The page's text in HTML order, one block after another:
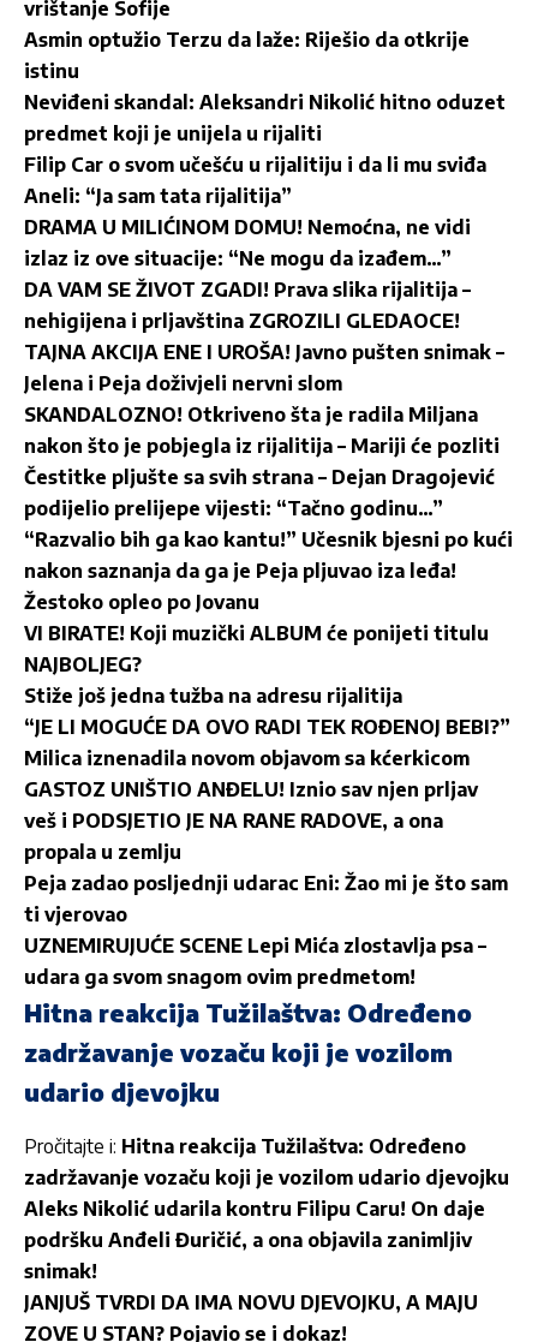
vrištanje Sofije
Asmin optužio Terzu da laže: Riješio da otkrije
istinu
Neviđeni skandal: Aleksandri Nikolić hitno oduzet
predmet koji je unijela u rijaliti
Filip Car o svom učešću u rijalitiju i da li mu sviđa
Aneli: “Ja sam tata rijalitija”
DRAMA U MILIĆINOM DOMU! Nemoćna, ne vidi
izlaz iz ove situacije: “Ne mogu da izađem…”
DA VAM SE ŽIVOT ZGADI! Prava slika rijalitija –
nehigijena i prljavština ZGROZILI GLEDAOCE!
TAJNA AKCIJA ENE I UROŠA! Javno pušten snimak –
Jelena i Peja doživjeli nervni slom
SKANDALOZNO! Otkriveno šta je radila Miljana
nakon što je pobjegla iz rijalitija – Mariji će pozliti
Čestitke pljušte sa svih strana – Dejan Dragojević
podijelio prelijepe vijesti: “Tačno godinu…”
“Razvalio bih ga kao kantu!” Učesnik bjesni po kući
nakon saznanja da ga je Peja pljuvao iza leđa!
Žestoko opleo po Jovanu
VI BIRATE! Koji muzički ALBUM će ponijeti titulu
NAJBOLJEG?
Stiže još jedna tužba na adresu rijalitija
“JE LI MOGUĆE DA OVO RADI TEK ROĐENOJ BEBI?”
Milica iznenadila novom objavom sa kćerkicom
GASTOZ UNIŠTIO ANĐELU! Iznio sav njen prljav
veš i PODSJETIO JE NA RANE RADOVE, a ona
propala u zemlju
Peja zadao posljednji udarac Eni: Žao mi je što sam
ti vjerovao
UZNEMIRUJUĆE SCENE Lepi Mića zlostavlja psa –
udara ga svom snagom ovim predmetom!
Hitna reakcija Tužilaštva: Određeno
zadržavanje vozaču koji je vozilom
udario djevojku
Pročitajte i: Hitna reakcija Tužilaštva: Određeno
zadržavanje vozaču koji je vozilom udario djevojku
Aleks Nikolić udarila kontru Filipu Caru! On daje
podršku Anđeli Đuričić, a ona objavila zanimljiv
snimak!
JANJUŠ TVRDI DA IMA NOVU DJEVOJKU, A MAJU
ZOVE U STAN? Pojavio se i dokaz!